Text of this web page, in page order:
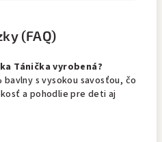
(FAQ)
Tánička vyrobená?
bavlny s vysokou savosťou, čo
a pohodlie pre deti aj